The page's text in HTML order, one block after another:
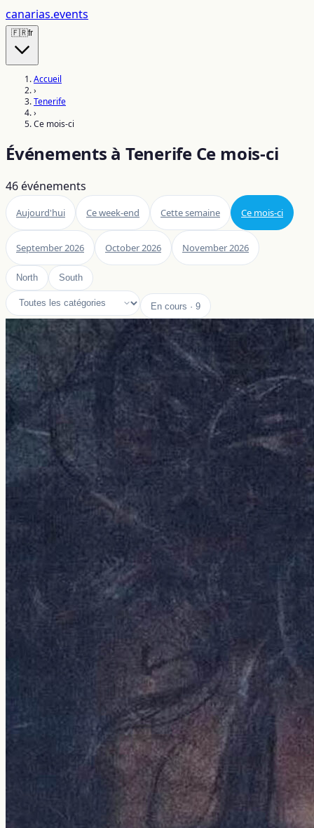
canarias.events
🇫🇷fr
Accueil
›
Tenerife
›
Ce mois-ci
Événements à Tenerife Ce mois-ci
46événements
Aujourd'hui Ce week-end Cette semaine Ce mois-ci
September 2026 October 2026 November 2026
North South
En cours · 9